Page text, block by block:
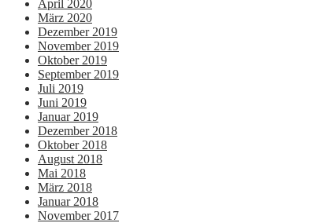
April 2020
März 2020
Dezember 2019
November 2019
Oktober 2019
September 2019
Juli 2019
Juni 2019
Januar 2019
Dezember 2018
Oktober 2018
August 2018
Mai 2018
März 2018
Januar 2018
November 2017